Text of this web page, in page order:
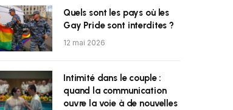
Quels sont les pays où les
Gay Pride sont interdites ?
12 mai 2026
Intimité dans le couple :
quand la communication
ouvre la voie à de nouvelles